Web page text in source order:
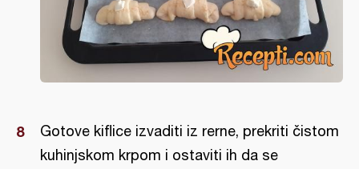
Gotove kiflice izvaditi iz rerne, prekriti čistom
kuhinjskom krpom i ostaviti ih da se